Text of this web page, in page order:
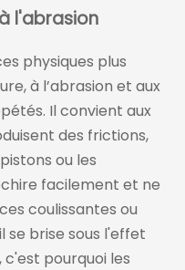
l'abrasion
physiques plus
à l’abrasion et aux
Il convient aux
des frictions,
ou les
facilement et ne
coulissantes ou
se brise sous l'effet
pourquoi les